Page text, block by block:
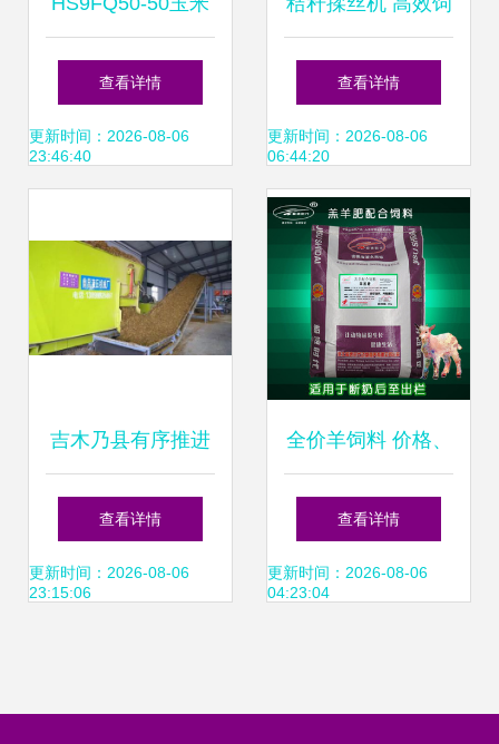
秸秆饲料粉碎机 山
东曲阜宏燊工贸的
查看详情
更新时间：2026-08-06
23:46:40
料加工设备介绍
查看详情
更新时间：2026-08-06
06:44:20
吉木乃县有序推进
饲草料储备，保障
畜牧业稳定发展
查看详情
更新时间：2026-08-06
23:15:06
全价羊饲料 价格、
供应商与采购指南
查看详情
更新时间：2026-08-06
04:23:04